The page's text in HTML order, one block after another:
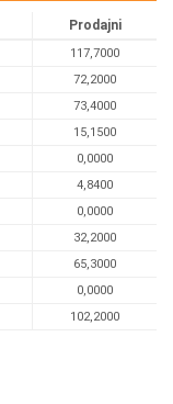
Prodajni
117,7000
72,2000
73,4000
15,1500
0,0000
4,8400
0,0000
32,2000
65,3000
0,0000
102,2000